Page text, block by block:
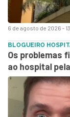
6 de agosto de 2026 -
BLOGUEIRO
Os problemas
ao hospital